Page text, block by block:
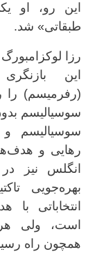
این رو، او یکی
طبقاتی» شد .
رزا لوکزامبورگ
این بازنگری
(رفرمیسم) را
سوسیالیسم بدون
سوسیالیسم و
رهایی و
بهره‌جویی
انتخاباتی با
است، ولی هرگز
همچون راه